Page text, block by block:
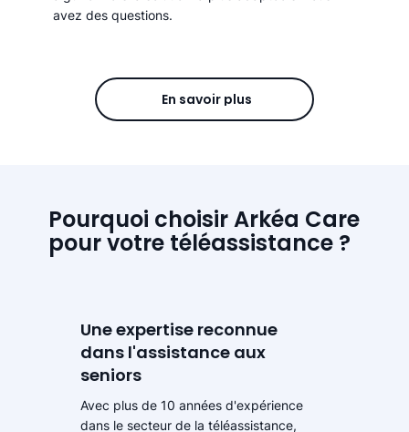
avez des questions.
En savoir plus
Pourquoi choisir Arkéa Care
pour votre téléassistance ?
Une expertise reconnue
dans l'assistance aux
seniors
Avec plus de 10 années d'expérience
dans le secteur de la téléassistance,